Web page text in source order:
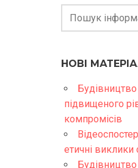
НОВІ
підвищеного
компромісів
етичні виклики